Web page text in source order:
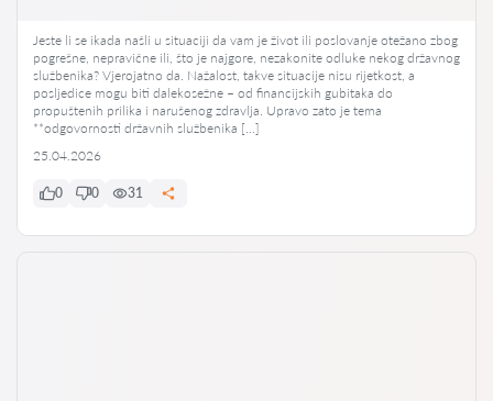
Jeste li se ikada našli u situaciji da vam je život ili poslovanje otežano zbog
pogrešne, nepravične ili, što je najgore, nezakonite odluke nekog državnog
službenika? Vjerojatno da. Nažalost, takve situacije nisu rijetkost, a
posljedice mogu biti dalekosežne – od financijskih gubitaka do
propuštenih prilika i narušenog zdravlja. Upravo zato je tema
**odgovornosti državnih službenika […]
25.04.2026
0 0 31